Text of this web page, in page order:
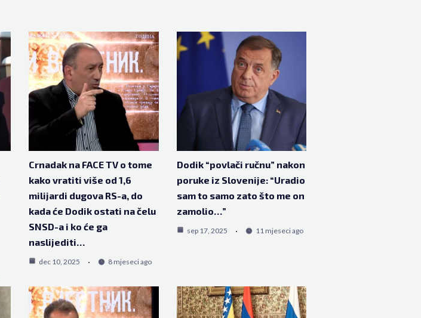
Crnadak na FACE TV o tome
kako vratiti više od 1,6
milijardi dugova RS-a, do
kada će Dodik ostati na čelu
SNSD-a i ko će ga
naslijediti…
dec 10, 2025 8 mjeseci ago
Dodik “povlači ručnu” nakon
poruke iz Slovenije: “Uradio
sam to samo zato što me on
zamolio…”
sep 17, 2025 11 mjeseci ago